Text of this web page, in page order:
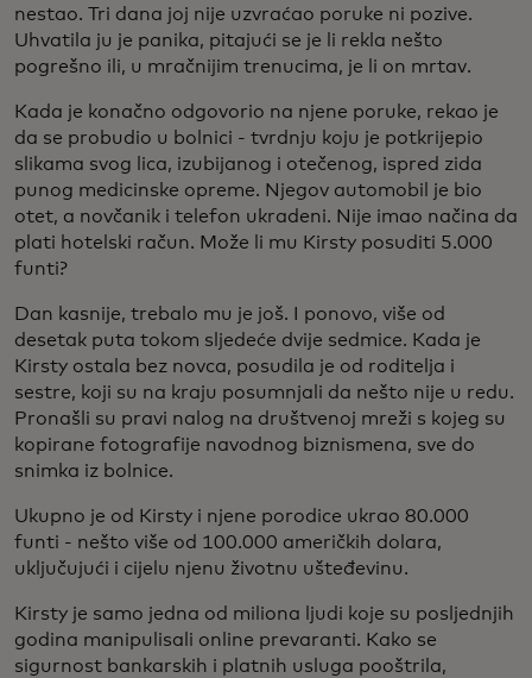
nestao. Tri dana joj nije uzvraćao poruke ni pozive.
Uhvatila ju je panika, pitajući se je li rekla nešto
pogrešno ili, u mračnijim trenucima, je li on mrtav.
Kada je konačno odgovorio na njene poruke, rekao je
da se probudio u bolnici - tvrdnju koju je potkrijepio
slikama svog lica, izubijanog i otečenog, ispred zida
punog medicinske opreme. Njegov automobil je bio
otet, a novčanik i telefon ukradeni. Nije imao načina da
plati hotelski račun. Može li mu Kirsty posuditi 5.000
funti?
Dan kasnije, trebalo mu je još. I ponovo, više od
desetak puta tokom sljedeće dvije sedmice. Kada je
Kirsty ostala bez novca, posudila je od roditelja i
sestre, koji su na kraju posumnjali da nešto nije u redu.
Pronašli su pravi nalog na društvenoj mreži s kojeg su
kopirane fotografije navodnog biznismena, sve do
snimka iz bolnice.
Ukupno je od Kirsty i njene porodice ukrao 80.000
funti - nešto više od 100.000 američkih dolara,
uključujući i cijelu njenu životnu ušteđevinu.
Kirsty je samo jedna od miliona ljudi koje su posljednjih
godina manipulisali online prevaranti. Kako se
sigurnost bankarskih i platnih usluga pooštrila,